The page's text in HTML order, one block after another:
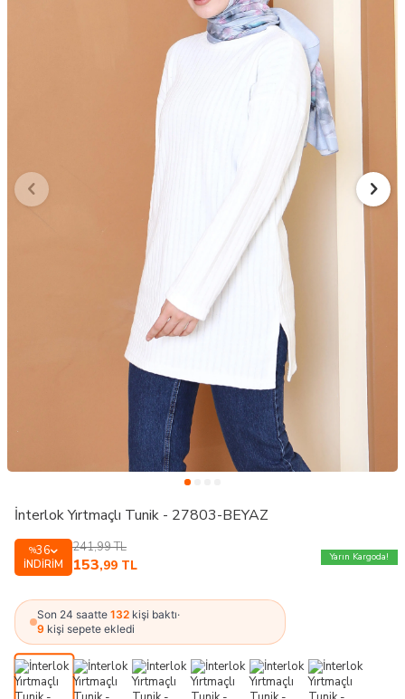
İnterlok Yırtmaçlı Tunik - 27803-BEYAZ
%36
İNDIRIM
241,99TL
153,99 TL
Yarın Kargoda!
Son 24 saatte 132 kişi baktı·
9 kişi sepete ekledi